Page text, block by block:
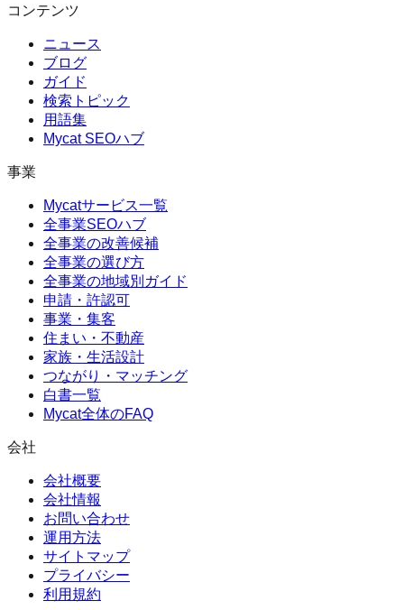
コンテンツ
ニュース
ブログ
ガイド
検索トピック
用語集
Mycat SEOハブ
事業
Mycatサービス一覧
全事業SEOハブ
全事業の改善候補
全事業の選び方
全事業の地域別ガイド
申請・許認可
事業・集客
住まい・不動産
家族・生活設計
つながり・マッチング
白書一覧
Mycat全体のFAQ
会社
会社概要
会社情報
お問い合わせ
運用方法
サイトマップ
プライバシー
利用規約